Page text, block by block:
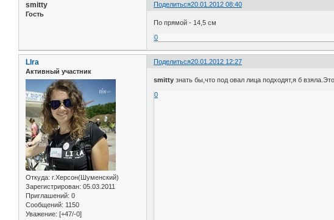
Поделиться20.01.2012 08:40
smitty
Гость
По прямой - 14,5 см
0
Поделиться20.01.2012 12:27
LIra
Активный участник
Откуда: г.Херсон(Шуменский)
Зарегистрирован: 05.03.2011
Приглашений: 0
Сообщений: 1150
Уважение: [+47/-0]
smitty знать бы,что под овал лица подходят,я б
0